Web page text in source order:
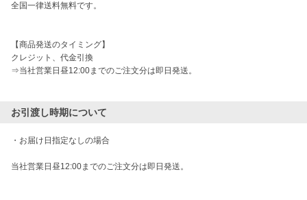
全国一律送料無料です。
【商品発送のタイミング】
クレジット、代金引換
⇒当社営業日昼12:00までのご注文分は即日発送。
お引渡し時期について
・お届け日指定なしの場合
当社営業日昼12:00までのご注文分は即日発送。